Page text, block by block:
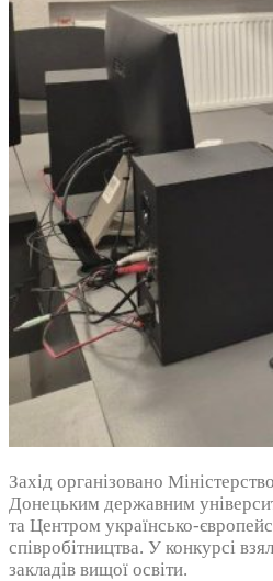
Захід організовано
Донецьким державним
та Центром українсько-
співробітництва. У конкурсі
закладів вищої освіти.